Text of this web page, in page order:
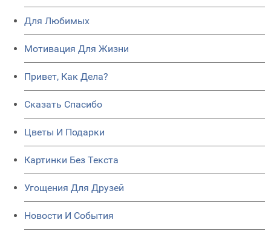
Для Любимых
Мотивация Для Жизни
Привет, Как Дела?
Сказать Спасибо
Цветы И Подарки
Картинки Без Текста
Угощения Для Друзей
Новости И События